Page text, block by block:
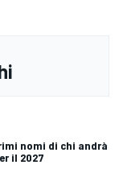
nomi di chi andrà
il 2027